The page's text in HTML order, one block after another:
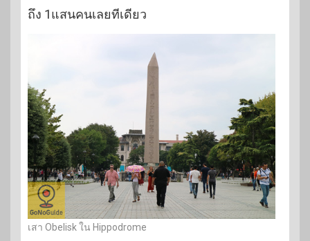
ถึง 1แสนคนเลยทีเดียว
เสา Obelisk ใน Hippodrome